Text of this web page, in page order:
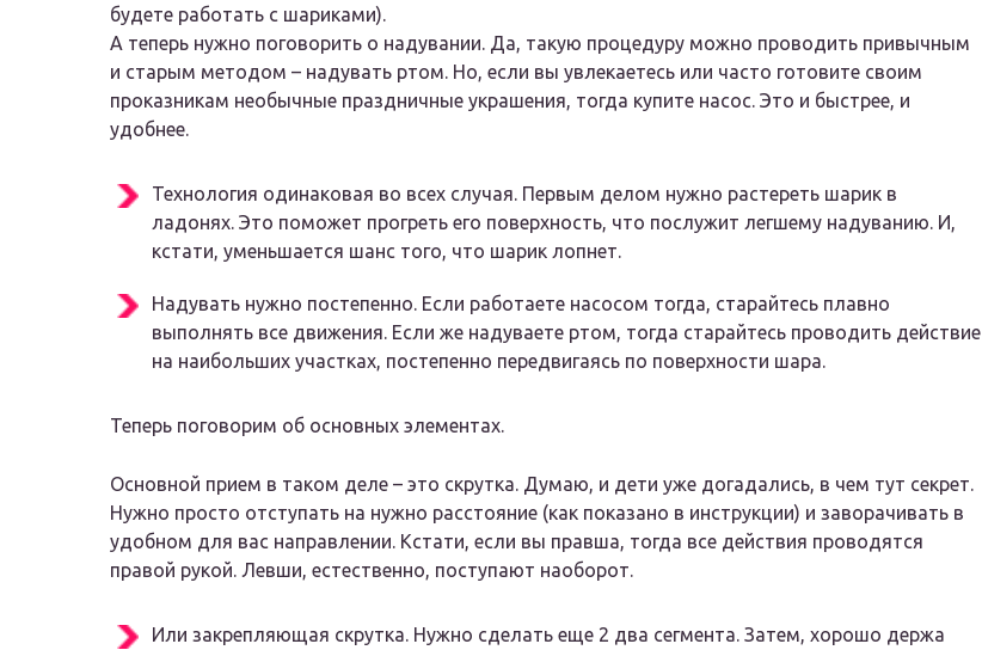
будете работать с шариками).
А теперь нужно поговорить о надувании. Да, такую процедуру можно проводить привычным
и старым методом – надувать ртом. Но, если вы увлекаетесь или часто готовите своим
проказникам необычные праздничные украшения, тогда купите насос. Это и быстрее, и
удобнее.
Технология одинаковая во всех случая. Первым делом нужно растереть шарик в
ладонях. Это поможет прогреть его поверхность, что послужит легшему надуванию. И,
кстати, уменьшается шанс того, что шарик лопнет.
Надувать нужно постепенно. Если работаете насосом тогда, старайтесь плавно
выполнять все движения. Если же надуваете ртом, тогда старайтесь проводить действие
на наибольших участках, постепенно передвигаясь по поверхности шара.
Теперь поговорим об основных элементах.
Основной прием в таком деле – это скрутка. Думаю, и дети уже догадались, в чем тут секрет.
Нужно просто отступать на нужно расстояние (как показано в инструкции) и заворачивать в
удобном для вас направлении. Кстати, если вы правша, тогда все действия проводятся
правой рукой. Левши, естественно, поступают наоборот.
Или закрепляющая скрутка. Нужно сделать еще 2 два сегмента. Затем, хорошо держа